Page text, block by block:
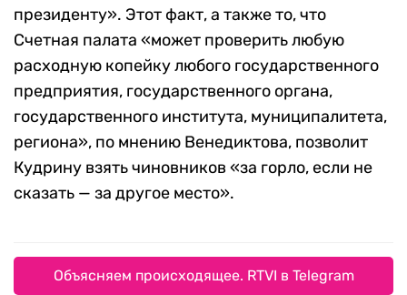
президенту». Этот факт, а также то, что
Счетная палата «может проверить любую
расходную копейку любого государственного
предприятия, государственного органа,
государственного института, муниципалитета,
региона», по мнению Венедиктова, позволит
Кудрину взять чиновников «за горло, если не
сказать — за другое место».
Объясняем происходящее. RTVI в Telegram